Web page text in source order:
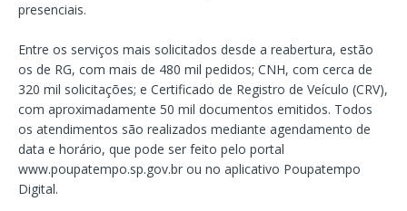
presenciais.
Entre os serviços mais solicitados desde a reabertura, estão
os de RG, com mais de 480 mil pedidos; CNH, com cerca de
320 mil solicitações; e Certificado de Registro de Veículo (CRV),
com aproximadamente 50 mil documentos emitidos. Todos
os atendimentos são realizados mediante agendamento de
data e horário, que pode ser feito pelo portal
www.poupatempo.sp.gov.br ou no aplicativo Poupatempo
Digital.